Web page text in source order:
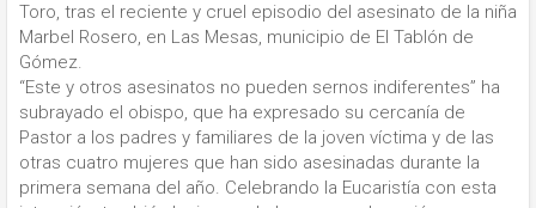
Toro, tras el reciente y cruel episodio del asesinato de la niña
Marbel Rosero, en Las Mesas, municipio de El Tablón de
Gómez.
“Este y otros asesinatos no pueden sernos indiferentes” ha
subrayado el obispo, que ha expresado su cercanía de
Pastor a los padres y familiares de la joven víctima y de las
otras cuatro mujeres que han sido asesinadas durante la
primera semana del año. Celebrando la Eucaristía con esta